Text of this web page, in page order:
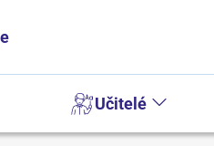
Učitelé